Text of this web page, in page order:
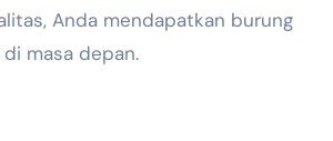
Anda mendapatkan burung
masa depan.